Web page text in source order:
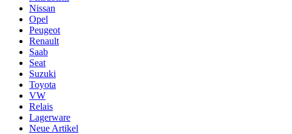
Nissan
Opel
Peugeot
Renault
Saab
Seat
Suzuki
Toyota
VW
Relais
Lagerware
Neue Artikel